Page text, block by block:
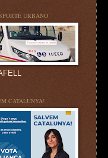
URBANO
CATALUNYA!